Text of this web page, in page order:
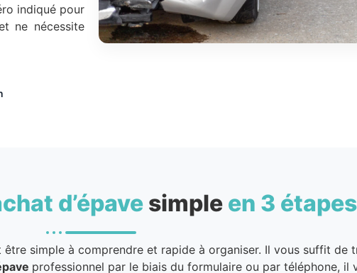
indiqué pour
ne nécessite
d’épave simple en 3 étapes
être simple à comprendre et rapide à organiser. Il vous suffit de
professionnel par le biais du formulaire ou par téléphone, il